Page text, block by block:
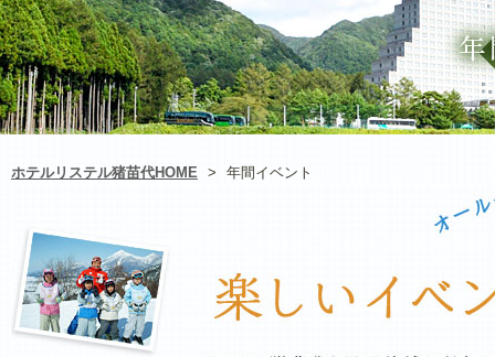
ホテルリステル猪苗代HOME > 年間イベント